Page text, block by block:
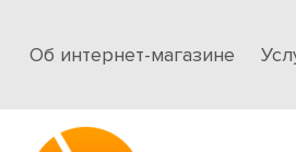
Об интернет-магазине